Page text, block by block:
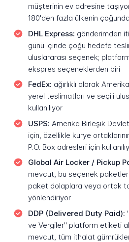
müşterinin ev adresine
180'den fazla ülkenin
DHL Express: gönderimden
günü içinde çoğu hedefe
uluslararası seçenek;
ekspres seçeneklerden biri
FedEx: ağırlıklı olarak
yerel teslimatları ve seçili
kullanılıyor
USPS: Amerika Birleşik
için, özellikle kurye
P.O. Box adresleri için
Global Air Locker / Pickup
mevcut, bu seçenek
paket dolaplara veya ortak
yönlendiriyor
DDP (Delivered Duty Paid):
ve Vergiler" platform etiketi
mevcut, tüm ithalat